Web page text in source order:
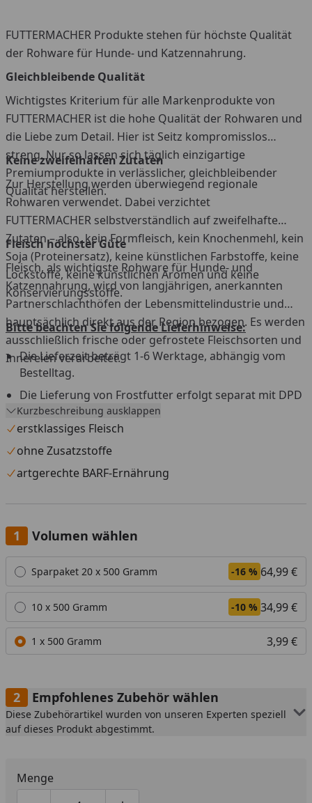
FUTTERMACHER Produkte stehen für höchste Qualität
der Rohware für Hunde- und Katzennahrung.
Gleichbleibende Qualität
Wichtigstes Kriterium für alle Markenprodukte von
FUTTERMACHER ist die hohe Qualität der Rohwaren und
die Liebe zum Detail. Hier ist Seitz kompromisslos
streng. Nur so lassen sich täglich einzigartige
Premiumprodukte in verlässlicher, gleichbleibender
Qualität herstellen.
Keine zweifelhaften Zutaten
Zur Herstellung werden überwiegend regionale
Rohwaren verwendet. Dabei verzichtet
FUTTERMACHER selbstverständlich auf zweifelhafte
Zutaten – also, kein Formfleisch, kein Knochenmehl, kein
Soja (Proteinersatz), keine künstlichen Farbstoffe, keine
Lockstoffe, keine künstlichen Aromen und keine
Konservierungsstoffe.
Fleisch höchster Güte
Fleisch, als wichtigste Rohware für Hunde- und
Katzennahrung, wird von langjährigen, anerkannten
Partnerschlachthöfen der Lebensmittelindustrie und
hauptsächlich direkt aus der Region bezogen. Es werden
ausschließlich frische oder gefrostete Fleischsorten und
Innereien verarbeitet.
Bitte beachten Sie folgende Lieferhinweise:
Die Lieferzeit beträgt 1-6 Werktage, abhängig vom
Bestelltag.
Die Lieferung von Frostfutter erfolgt separat mit DPD
aus einem Tiefkühllager.
Versandtage sind Montag bis Mittwoch, außer an
Feiertagen.
Versand nur innerhalb Deutschland und Österreich.
Eine Anlieferung an eine Packstation ist nicht möglich.
Widerrufs- und Rückgaberecht ist für dieses Produkt
nicht gültig.
Kurzbeschreibung ausklappen
erstklassiges Fleisch
ohne Zusatzstoffe
artgerechte BARF-Ernährung
Volumen wählen
Alle anzeigen (3)
Sparpaket 20 x 500 Gramm -16 % 64,99 €
10 x 500 Gramm -10 % 34,99 €
1 x 500 Gramm 3,99 €
Empfohlenes Zubehör wählen
Diese Zubehörartikel wurden von unseren Experten speziell
auf dieses Produkt abgestimmt.
Menge